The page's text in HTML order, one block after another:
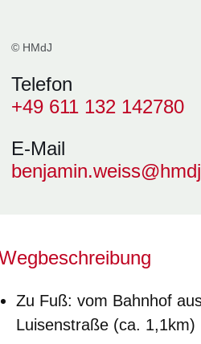
© HMdJ
Telefon
+49 611 132 142780
E-Mail
Zu Fuß: vom Bahnhof
Luisenstraße (ca. 1,1km)